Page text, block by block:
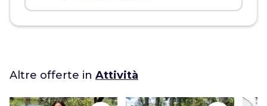
Altre offerte in Attività